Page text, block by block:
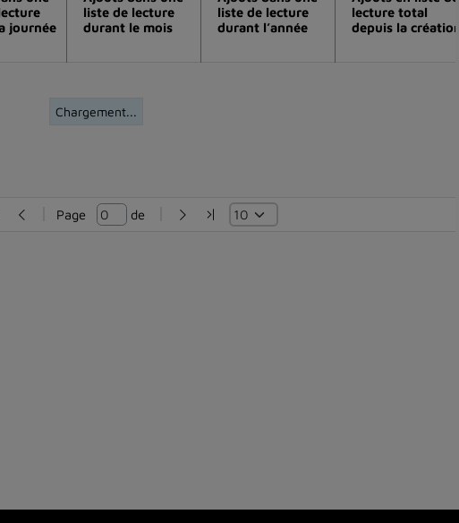
Chargement...
journée
liste de lecture
durant le mois
liste de lecture
durant l’année
lecture total
depuis la
Page de